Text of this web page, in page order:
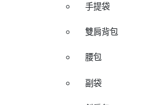
手提袋
雙肩背包
腰包
副袋